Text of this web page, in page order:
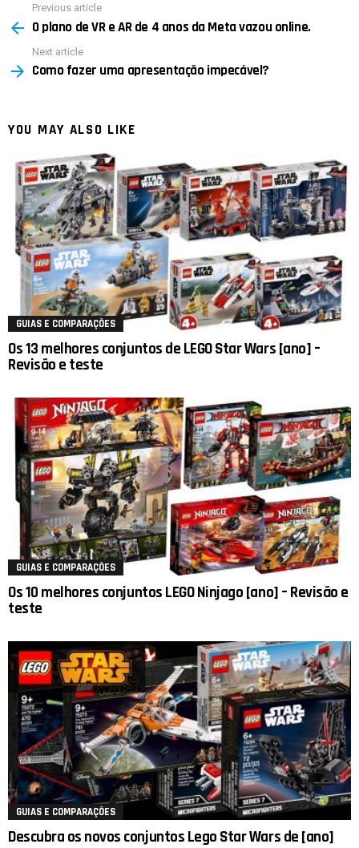
more
Previous article
O plano de VR e AR de 4 anos da Meta vazou online.
Next article
Como fazer uma apresentação impecável?
YOU MAY ALSO LIKE
GUIAS E COMPARAÇÕES
Os 13 melhores conjuntos de LEGO Star Wars [ano] –
Revisão e teste
GUIAS E COMPARAÇÕES
Os 10 melhores conjuntos LEGO Ninjago [ano] – Revisão e
teste
GUIAS E COMPARAÇÕES
Descubra os novos conjuntos Lego Star Wars de [ano]